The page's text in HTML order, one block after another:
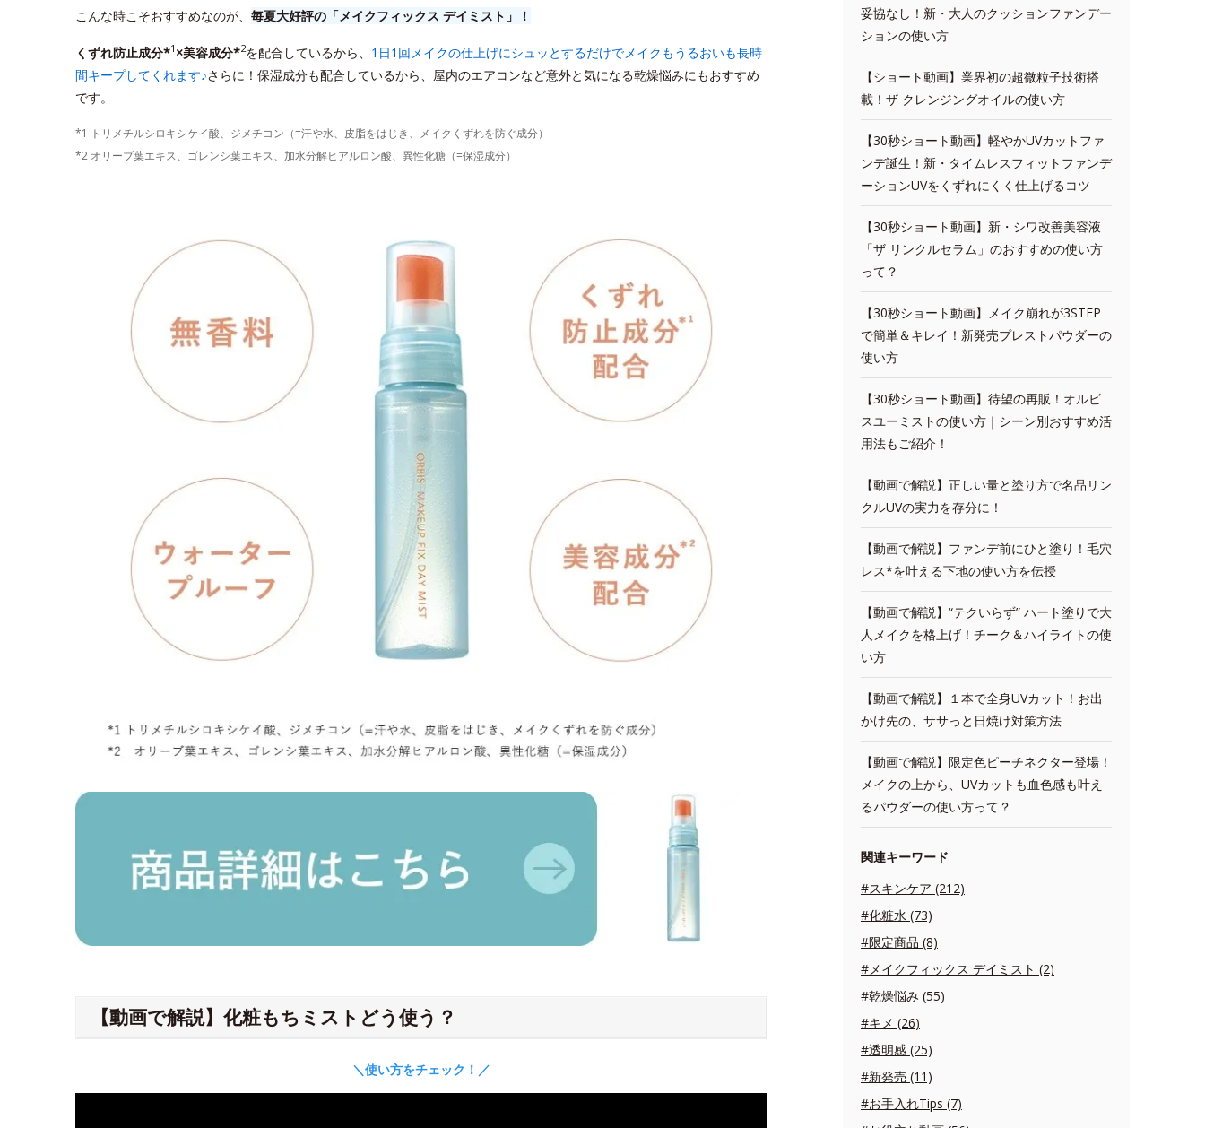
こんな時こそおすすめなのが、 毎夏大好評の「メイクフィックス デイミスト」！
くずれ防止成分*1 ×美容成分*2を配合しているから、 1日1回メイクの仕上げにシュッとするだけでメイクもうるおいも長時
間キープしてくれます♪さらに！保湿成分も配合しているから、屋内のエアコンなど意外と気になる乾燥悩みにもおすすめ
です。
*1 トリメチルシロキシケイ酸、ジメチコン（=汗や水、皮脂をはじき、メイクくずれを防ぐ成分）
*2 オリーブ葉エキス、ゴレンシ葉エキス、加水分解ヒアルロン酸、異性化糖（=保湿成分）
【動画で解説】化粧もちミストどう使う？
＼使い方をチェック！／
妥協なし！新・大人のクッションファンデー
ションの使い方
【ショート動画】業界初の超微粒子技術搭
載！ザ クレンジングオイルの使い方
【30秒ショート動画】軽やかUVカットファ
ンデ誕生！新・タイムレスフィットファンデ
ーションUVをくずれにくく仕上げるコツ
【30秒ショート動画】新・シワ改善美容液
「ザ リンクルセラム」のおすすめの使い方
って？
【30秒ショート動画】メイク崩れが3STEP
で簡単＆キレイ！新発売プレストパウダーの
使い方
【30秒ショート動画】待望の再販！オルビ
スユーミストの使い方｜シーン別おすすめ活
用法もご紹介！
【動画で解説】正しい量と塗り方で名品リン
クルUVの実力を存分に！
【動画で解説】ファンデ前にひと塗り！毛穴
レス*を叶える下地の使い方を伝授
【動画で解説】“テクいらず” ハート塗りで大
人メイクを格上げ！チーク＆ハイライトの使
い方
【動画で解説】１本で全身UVカット！お出
かけ先の、ササっと日焼け対策方法
【動画で解説】限定色ピーチネクター登場！
メイクの上から、UVカットも血色感も叶え
るパウダーの使い方って？
関連キーワード
#スキンケア (212)
#化粧水 (73)
#限定商品 (8)
#メイクフィックス デイミスト (2)
#乾燥悩み (55)
#キメ (26)
#透明感 (25)
#新発売 (11)
#お手入れTips (7)